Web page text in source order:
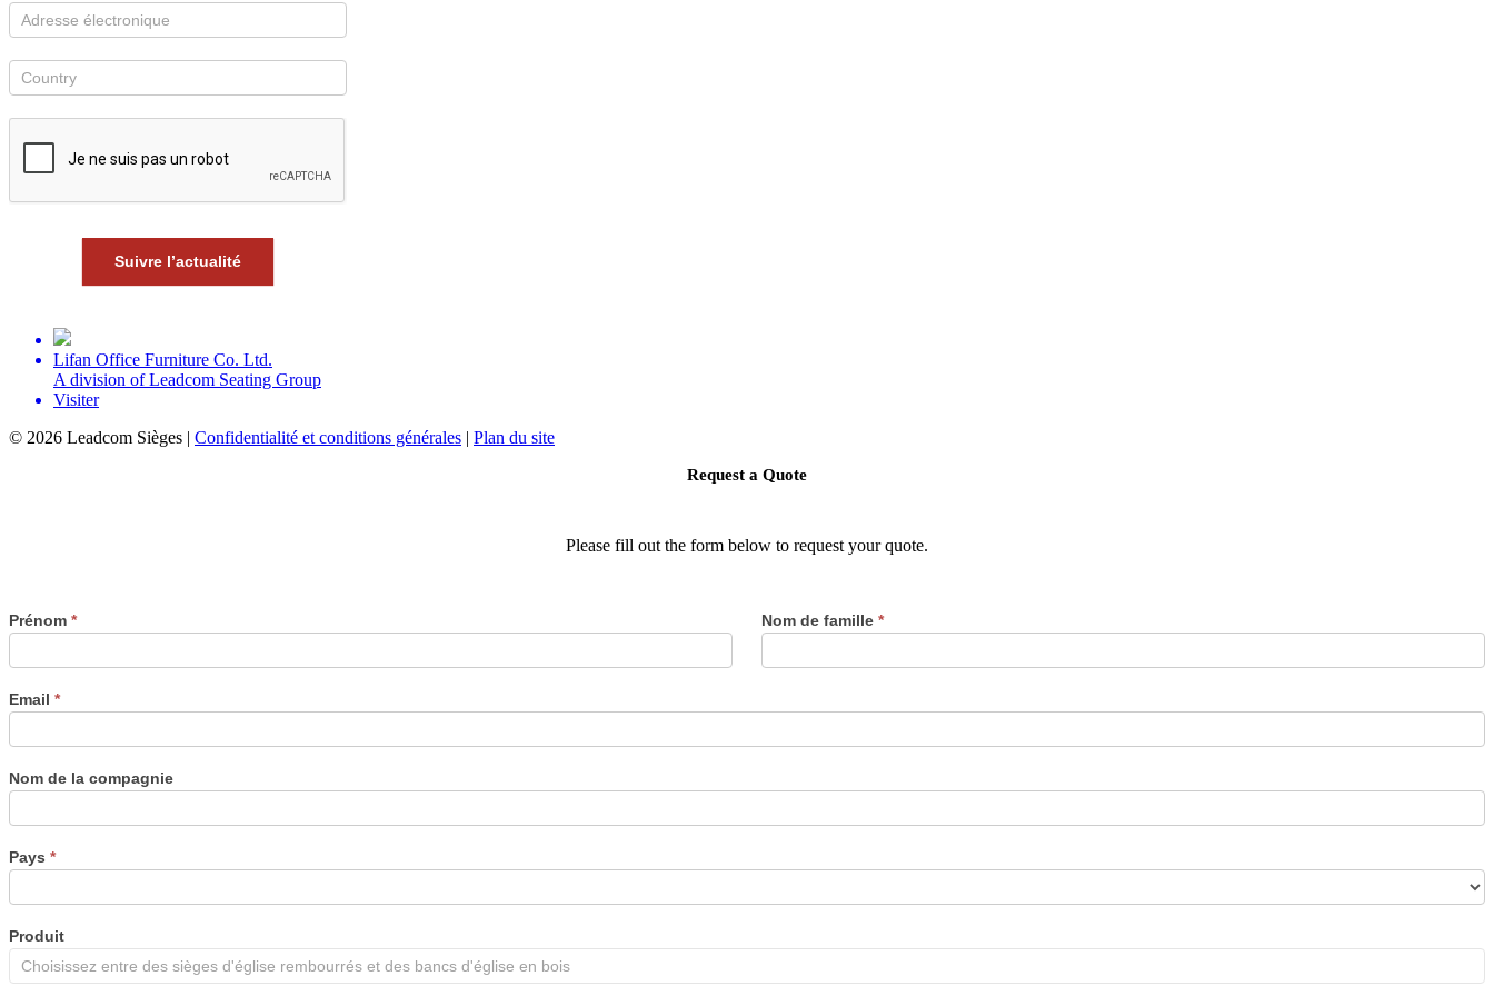
Suivre l’actualité
Lifan Office Furniture Co. Ltd.
A division of Leadcom Seating Group
Visiter
© 2026 Leadcom Sièges | Confidentialité et conditions générales | Plan du site
Request a Quote
Please fill out the form below to request your quote.
Prénom * Nom de famille*
Email *
Nom de la compagnie
Pays *
Produit